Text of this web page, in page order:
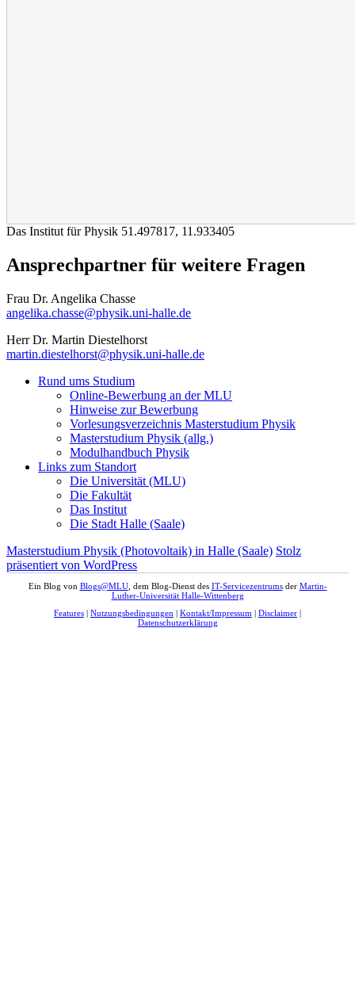
Das Institut für Physik 51.497817, 11.933405
Ansprechpartner für weitere Fragen
Frau Dr. Angelika Chasse
angelika.chasse@physik.uni-halle.de
Herr Dr. Martin Diestelhorst
martin.diestelhorst@physik.uni-halle.de
Rund ums Studium
Online-Bewerbung an der MLU
Hinweise zur Bewerbung
Vorlesungsverzeichnis Masterstudium Physik
Masterstudium Physik (allg.)
Modulhandbuch Physik
Links zum Standort
Die Universität (MLU)
Die Fakultät
Das Institut
Die Stadt Halle (Saale)
Masterstudium Physik (Photovoltaik) in Halle (Saale) Stolz
präsentiert von WordPress
Ein Blog von Blogs@MLU, dem Blog-Dienst des IT-Servicezentrumsder Martin-
Luther-Universität Halle-Wittenberg
Features | Nutzungsbedingungen | Kontakt/Impressum | Disclaimer |
Datenschutzerklärung